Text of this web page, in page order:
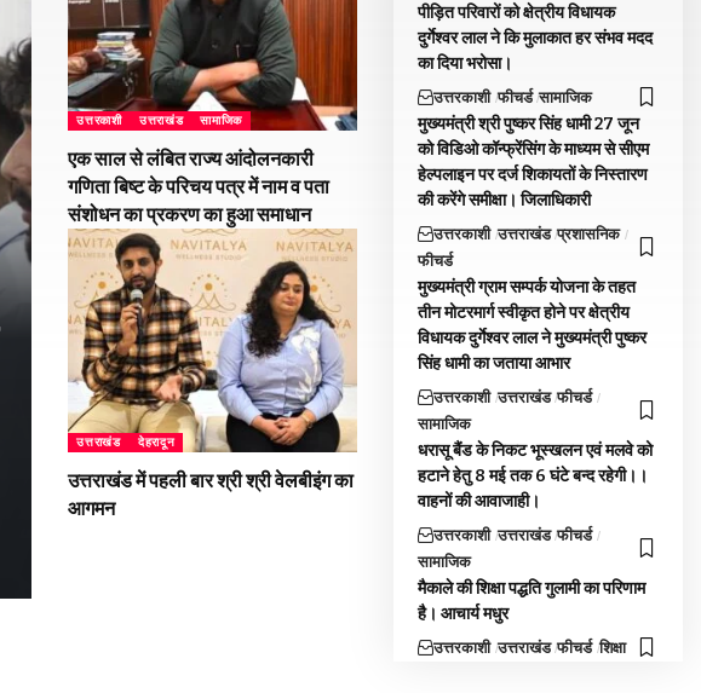
उत्तरकाशी उत्तराखंड सामाजिक
एक साल से लंबित राज्य आंदोलनकारी
गणिता बिष्ट के परिचय पत्र में नाम व पता
संशोधन का प्रकरण का हुआ समाधान
उत्तराखंड देहरादून
उत्तराखंड में पहली बार श्री श्री वेलबीइंग का
आगमन
पीड़ित परिवारों को क्षेत्रीय विधायक
दुर्गेश्वर लाल ने कि मुलाकात हर संभव मदद
का दिया भरोसा।
उत्तरकाशी फीचर्ड सामाजिक
मुख्यमंत्री श्री पुष्कर सिंह धामी 27 जून
को विडिओ कॉन्फ्रेंसिंग के माध्यम से सीएम
हेल्पलाइन पर दर्ज शिकायतों के निस्तारण
की करेंगे समीक्षा। जिलाधिकारी
उत्तरकाशी उत्तराखंड प्रशासनिक
फीचर्ड
मुख्यमंत्री ग्राम सम्पर्क योजना के तहत
तीन मोटरमार्ग स्वीकृत होने पर क्षेत्रीय
विधायक दुर्गेश्वर लाल ने मुख्यमंत्री पुष्कर
सिंह धामी का जताया आभार
उत्तरकाशी उत्तराखंड फीचर्ड
सामाजिक
धरासू बैंड के निकट भूस्खलन एवं मलवे को
हटाने हेतु 8 मई तक 6 घंटे बन्द रहेगी।।
वाहनों की आवाजाही।
उत्तरकाशी उत्तराखंड फीचर्ड
सामाजिक
मैकाले की शिक्षा पद्धति गुलामी का परिणाम
है। आचार्य मधुर
उत्तरकाशी उत्तराखंड फीचर्ड शिक्षा